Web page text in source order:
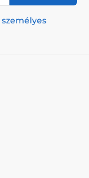
személyes